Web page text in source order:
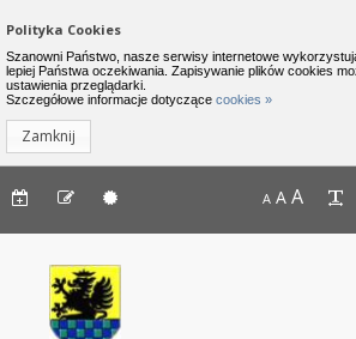
Urząd Gminy
Nawigacja do pomijania
Polityka Cookies
Szanowni Państwo, nasze serwisy internetowe
lepiej Państwa oczekiwania. Zapisywanie plików cookies
ustawienia przeglądarki.
Szczegółowe informacje dotyczące cookies »
Zamknij
Menu górne
Menu górne - edycja stronyMenu
A A A
Lewe menu
menu
INFORMACJE
Komunikaty
Deklaracja
dostępności
Raport